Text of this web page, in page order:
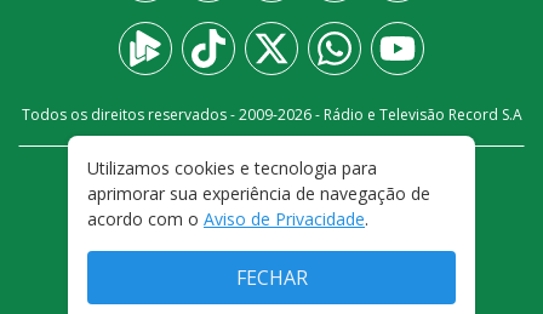
Todos os direitos reservados - 2009-2026- Rádio e Televisão Record S.A
FALE CONOSCO
PRIVACIDADE
TERMOS E CONDIÇÕES DE USO
Utilizamos cookies e tecnologia para
aprimorar sua experiência de navegação de
acordo com o Aviso de Privacidade.
FECHAR